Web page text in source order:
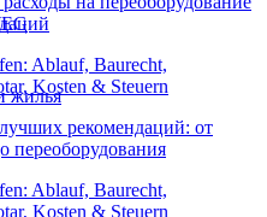
жилья
рекомендаций: от
переоборудования